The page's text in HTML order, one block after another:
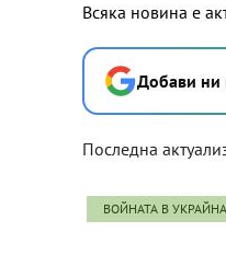
Всяка новина е
Добави ни
Последна
ВОЙНАТА В УКРАЙНА